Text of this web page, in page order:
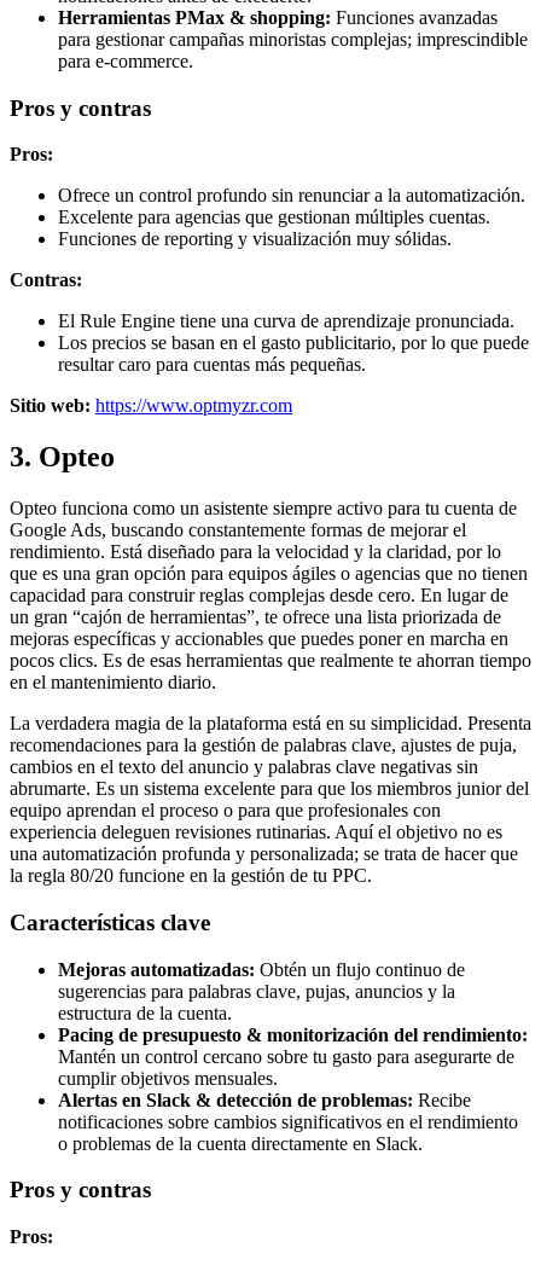
Herramientas PMax & shopping: Funciones avanzadas
para gestionar campañas minoristas complejas; imprescindible
para e-commerce.
Pros y contras
Pros:
Ofrece un control profundo sin renunciar a la automatización.
Excelente para agencias que gestionan múltiples cuentas.
Funciones de reporting y visualización muy sólidas.
Contras:
El Rule Engine tiene una curva de aprendizaje pronunciada.
Los precios se basan en el gasto publicitario, por lo que puede
resultar caro para cuentas más pequeñas.
Sitio web: https://www.optmyzr.com
3. Opteo
Opteo funciona como un asistente siempre activo para tu cuenta de
Google Ads, buscando constantemente formas de mejorar el
rendimiento. Está diseñado para la velocidad y la claridad, por lo
que es una gran opción para equipos ágiles o agencias que no tienen
capacidad para construir reglas complejas desde cero. En lugar de
un gran “cajón de herramientas”, te ofrece una lista priorizada de
mejoras específicas y accionables que puedes poner en marcha en
pocos clics. Es de esas herramientas que realmente te ahorran tiempo
en el mantenimiento diario.
La verdadera magia de la plataforma está en su simplicidad. Presenta
recomendaciones para la gestión de palabras clave, ajustes de puja,
cambios en el texto del anuncio y palabras clave negativas sin
abrumarte. Es un sistema excelente para que los miembros junior del
equipo aprendan el proceso o para que profesionales con
experiencia deleguen revisiones rutinarias. Aquí el objetivo no es
una automatización profunda y personalizada; se trata de hacer que
la regla 80/20 funcione en la gestión de tu PPC.
Características clave
Mejoras automatizadas: Obtén un flujo continuo de
sugerencias para palabras clave, pujas, anuncios y la
estructura de la cuenta.
Pacing de presupuesto & monitorización del rendimiento:
Mantén un control cercano sobre tu gasto para asegurarte de
cumplir objetivos mensuales.
Alertas en Slack & detección de problemas: Recibe
notificaciones sobre cambios significativos en el rendimiento
o problemas de la cuenta directamente en Slack.
Pros y contras
Pros: